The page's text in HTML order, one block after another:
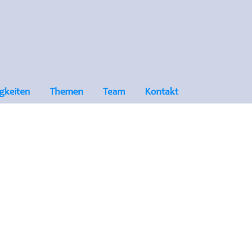
Themen Team Kontakt